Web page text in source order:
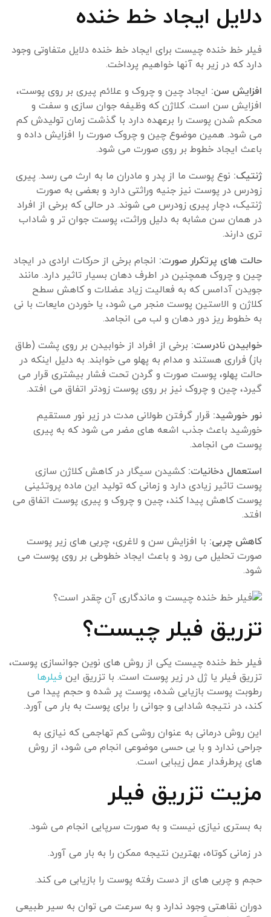
دلایل ایجاد خط خنده
فیلر خط خنده چیست برای ایجاد خط خنده دلایل متفاوتی وجود
دارد که در زیر به آنها خواهیم پرداخت.
افزایش سن: ایجاد چین و چروک و علائم پیری بر روی پوست،
افزایش سن است. کلاژن که وظیفه جوان سازی و سفت و
محکم شدن پوست را برعهده دارد با گذشت زمان تولیدش کم
می شود. همین موضوع چین و چروک صورت را افزایش داده و
باعث ایجاد خطوط بر روی صورت می شود.
ژنتیک: نوع پوست ما از پدر و مادران ما به ارث می رسد. پیری
زودرس در پوست نیز جنیه وراثتی دارد و بعضی به صورت
ژنتیک، دچار پیری زودرس می شوند. در حالی که برخی از افراد
در همان سن مشابه به دلیل وراثت، پوست جوان تر و شاداب
تری دارند.
حالت های پرتکرار صورت: انجام برخی از حرکات ارادی در ایجاد
چین و چروک همچنین در اطرف دهان بسیار تاثیر دارد. مانند
جویدن آدامس که به فعالیت زیاد عضلات و کاهش سطح
کلاژن و الاستین پوست منجر می شود، یا خوردن مایعات با نی
به خطوط ریز دور دهان و لب می انجامد.
خوابیدن نادرست: برخی از افراد از خوابیدن بر روی پشت (طاق
باز) فراری هستند و مدام به پهلو می خوابند. به دلیل اینکه در
حالت پهلو، پوست صورت و گردن تحت فشار بیشتری قرار می
گیرد، چین و چروک نیز بر روی پوست زودتر اتفاق می افتد.
نور خورشید: قرار گرفتن طولانی مدت در زیر نور مستقیم
خورشید باعث جذب اشعه های مضر می شود که به پیری
پوست می انجامد.
استعمال دخانیات: کشیدن سیگار در کاهش کلاژن سازی
پوست تاثیر زیادی دارد و زمانی که تولید این ماده پروتئینی
پوست کاهش پیدا کند، چین و چروک و پیری پوست اتفاق می
افتد.
کاهش چربی: با افزایش سن و لاغری، چربی های زیر پوست
صورت تحلیل می رود و باعث ایجاد خطوطی بر روی پوست می
شود.
تزریق فیلر چیست؟
فیلر خط خنده چیست یکی از روش های نوین جوانسازی پوست،
تزریق فیلر یا ژل در زیر پوست است. با تزریق این فیلرها
رطوبت پوست بازیابی شده، پوست پر شده و حجم پیدا می
کند، در نتیجه شادابی و جوانی را برای پوست به بار می آورد.
این روش درمانی به عنوان روشی کم تهاجمی که نیازی به
جراحی ندارد و با بی حسی موضوعی انجام می شود، از روش
های پرطرفدار عمل زیبابی است.
مزیت تزریق فیلر
به بستری نیازی نیست و به صورت سرپایی انجام می شود.
در زمانی کوتاه، بهترین نتیجه ممکن را به بار می آورد.
حجم و چربی های از دست رفته پوست را بازیابی می کند.
دوران نقاهتی وجود ندارد و به سرعت می توان به سیر طبیعی